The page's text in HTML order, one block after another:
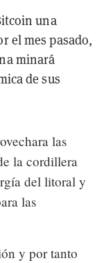
una
el mes pasado,
minará
de sus
las
la cordillera
del litoral y
las
y por tanto